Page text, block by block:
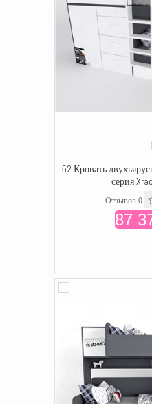
52 Кровать
серия
Отзывов 0
87